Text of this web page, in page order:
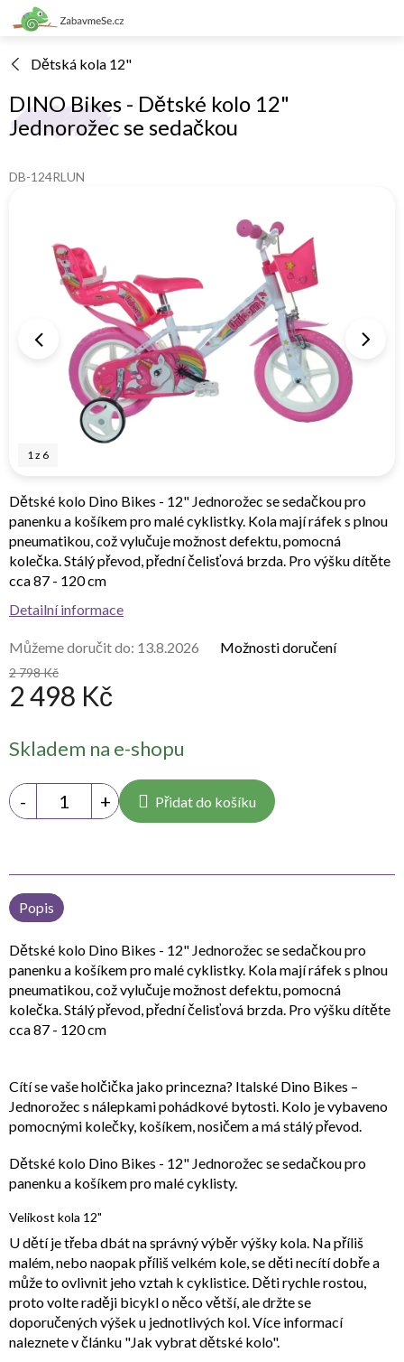
Přejít
na
Dětská kola 12"
DINO Bikes - Dětské kolo 12"
Jednorožec se sedačkou
DB-124RLUN
1z 6
2 798 Kč
2 498 Kč
cena:
Skladem na e-shopu
Můžeme doručit do: 13.8.2026 Možnosti doručení
Přidat do košíku
Dětské kolo Dino Bikes - 12" Jednorožec se sedačkou pro
panenku a košíkem pro malé cyklistky. Kola mají ráfek s plnou
pneumatikou, což vylučuje možnost defektu, pomocná
kolečka. Stálý převod, přední čelisťová brzda. Pro výšku dítěte
cca 87 - 120 cm
Detailní informace
Popis
Dětské kolo Dino Bikes - 12" Jednorožec se sedačkou pro
panenku a košíkem pro malé cyklistky. Kola mají ráfek s plnou
pneumatikou, což vylučuje možnost defektu, pomocná
kolečka. Stálý převod, přední čelisťová brzda. Pro výšku dítěte
cca 87 - 120 cm
Cítí se vaše holčička jako princezna? Italské Dino Bikes –
Jednorožec s nálepkami pohádkové bytosti. Kolo je vybaveno
pomocnými kolečky, košíkem, nosičem a má stálý převod.
Dětské kolo Dino Bikes - 12" Jednorožec se sedačkou pro
panenku a košíkem pro malé cyklisty.
Velikost kola 12"
U dětí je třeba dbát na správný výběr výšky kola. Na příliš
malém, nebo naopak příliš velkém kole, se děti necítí dobře a
může to ovlivnit jeho vztah k cyklistice. Děti rychle rostou,
proto volte raději bicykl o něco větší, ale držte se
doporučených výšek u jednotlivých kol. Více informací
naleznete v článku "Jak vybrat dětské kolo".